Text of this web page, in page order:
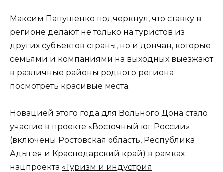
Максим Папушенко подчеркнул, что ставку в
регионе делают не только на туристов из
других субъектов страны, но и дончан, которые
семьями и компаниями на выходных выезжают
в различные районы родного региона
посмотреть красивые места.
Новацией этого года для Вольного Дона стало
участие в проекте «Восточный юг России»
(включены Ростовская область, Республика
Адыгея и Краснодарский край) в рамках
нацпроекта «Туризм и индустрия